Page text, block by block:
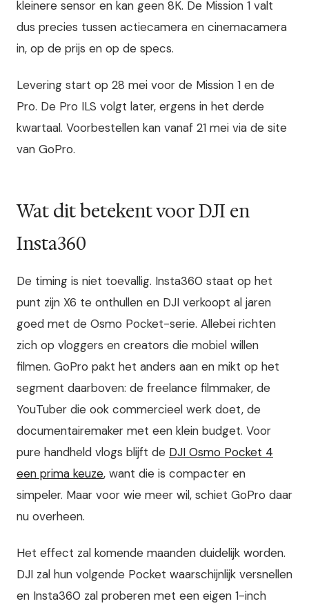
kleinere sensor en kan geen 8K. De Mission 1 valt
dus precies tussen actiecamera en cinemacamera
in, op de prijs en op de specs.
Levering start op 28 mei voor de Mission 1 en de
Pro. De Pro ILS volgt later, ergens in het derde
kwartaal. Voorbestellen kan vanaf 21 mei via de site
van GoPro.
Wat dit betekent voor DJI en
Insta360
De timing is niet toevallig. Insta360 staat op het
punt zijn X6 te onthullen en DJI verkoopt al jaren
goed met de Osmo Pocket-serie. Allebei richten
zich op vloggers en creators die mobiel willen
filmen. GoPro pakt het anders aan en mikt op het
segment daarboven: de freelance filmmaker, de
YouTuber die ook commercieel werk doet, de
documentairemaker met een klein budget. Voor
pure handheld vlogs blijft de DJI Osmo Pocket 4
een prima keuze, want die is compacter en
simpeler. Maar voor wie meer wil, schiet GoPro daar
nu overheen.
Het effect zal komende maanden duidelijk worden.
DJI zal hun volgende Pocket waarschijnlijk versnellen
en Insta360 zal proberen met een eigen 1-inch